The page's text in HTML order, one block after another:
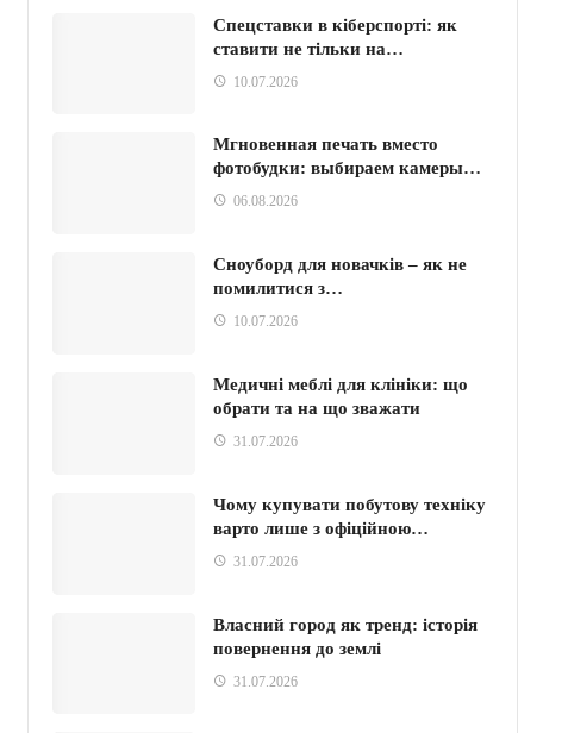
Спецставки в кіберспорті: як
ставити не тільки на…
10.07.2026
Мгновенная печать вместо
фотобудки: выбираем камеры…
06.08.2026
Сноуборд для новачків – як не
помилитися з…
10.07.2026
Медичні меблі для клініки: що
обрати та на що зважати
31.07.2026
Чому купувати побутову техніку
варто лише з офіційною…
31.07.2026
Власний город як тренд: історія
повернення до землі
31.07.2026